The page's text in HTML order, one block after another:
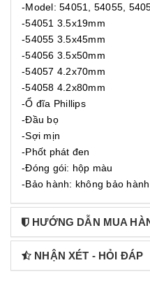
-Model: 54051, 54055,
-54051 3.5x19mm
-54055 3.5x45mm
-54056 3.5x50mm
-54057 4.2x70mm
-54058 4.2x80mm
-Ổ đĩa Phillips
-Đầu bọ
-Sợi mịn
-Phốt phát đen
-Đóng gói: hộp màu
-Bảo hành: không bảo hành
HƯỚNG DẪN MUA
NHẬN XÉT - HỎI ĐÁP